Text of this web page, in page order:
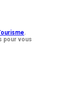
.
pour vous